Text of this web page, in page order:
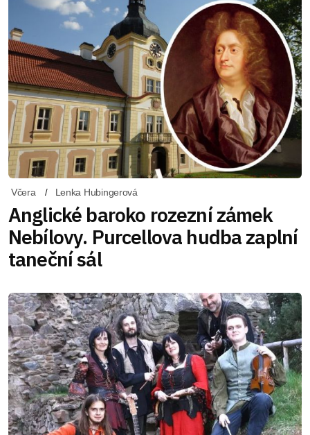
Včera Lenka Hubingerová
Anglické baroko rozezní zámek
Nebílovy. Purcellova hudba zaplní
taneční sál